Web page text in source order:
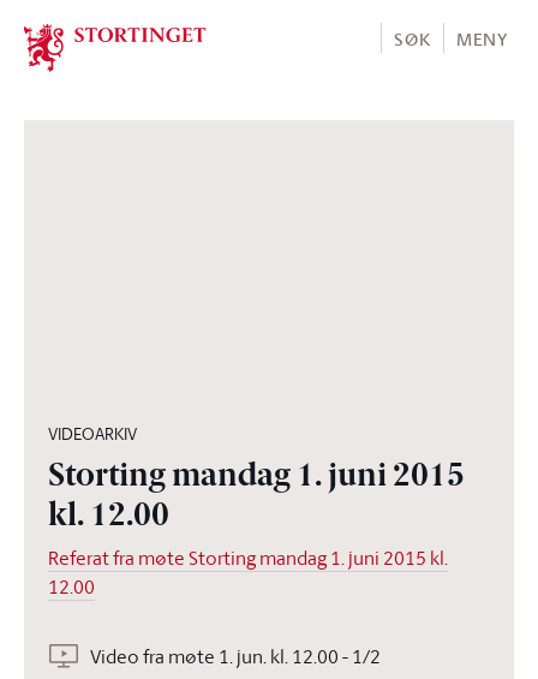
Stortinget.no
SØK MENY
VIDEOARKIV
Storting mandag 1. juni 2015
kl. 12.00
Referat fra møte Storting mandag 1. juni 2015 kl.
12.00
Video fra møte 1. jun. kl. 12.00 - 1/2